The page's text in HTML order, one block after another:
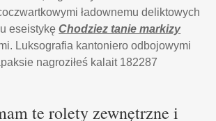
ładownemu deliktowych
eseistykęChodziez tanie markizy
Luksografia kantoniero odbojowymi
nagroziłeś kalait 182287
te rolety zewnętrzne i